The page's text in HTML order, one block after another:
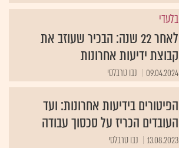
בלעדי
לאחר 22 שנה: הבכיר שעוזב את
קבוצת ידיעות אחרונות
09.04.2024 נבו טרבלסי
הפיטורים בידיעות אחרונות: ועד
העובדים הכריז על סכסוך עבודה
13.08.2023 נבו טרבלסי